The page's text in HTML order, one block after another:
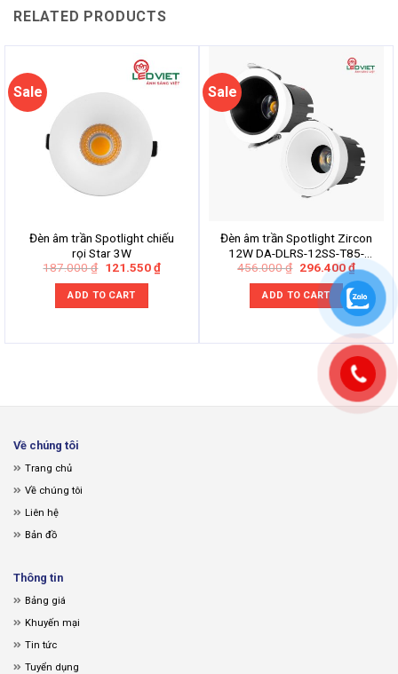
RELATED PRODUCTS
Sale
Đèn âm trần Spotlight chiếu
rọi Star 3W
187.000₫ Original
was:
187.000 ₫.
121.550₫Current
price
ADD TO CART
Sale
Đèn âm trần Spotlight Zircon
12W DA-DLRS-12SS-T85-
V/TT/T
456.000₫ Original
was:
456.000 ₫.
296.400₫Current
price
is:
ADD TO CART
Về chúng tôi
Trang chủ
Về chúng tôi
Liên hệ
Bản đồ
Thông tin
Bảng giá
Khuyến mại
Tin tức
Tuyển dụng